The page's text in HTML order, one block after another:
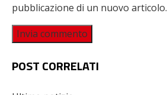
pubblicazione di un nuovo articolo.
POST CORRELATI